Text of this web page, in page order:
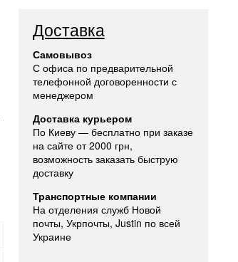
Доставка
Самовывоз
С офиса по предварительной
телефонной договоренности с
менеджером
Доставка курьером
По Киеву — бесплатно при заказе
на сайте от 2000 грн,
возможность заказать быструю
доставку
Транспортные компании
На отделения служб Новой
почты, Укрпочты, Justin по всей
Украине